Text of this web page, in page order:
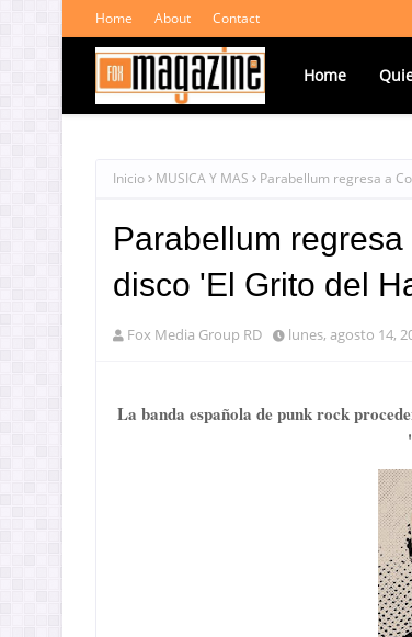
Home About Contact
Home
Inicio MUSICA Y MAS Parabellum regresa a
Parabellum
disco 'El Grito del
Fox Media Group RD lunes, agosto 14,
La banda española de punk rock